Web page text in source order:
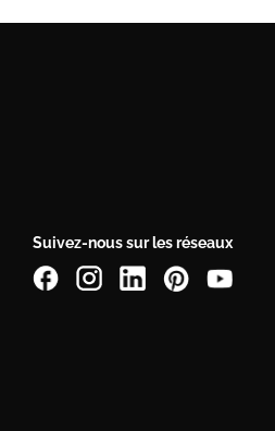
Suivez-nous sur les réseaux